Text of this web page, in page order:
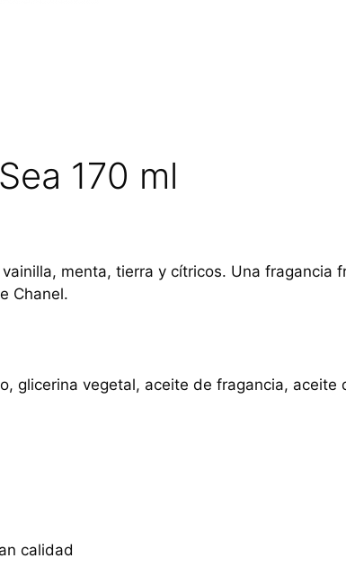
170 ml
menta, tierra y cítricos. Una fragancia
Chanel.
glicerina vegetal, aceite de fragancia, aceite
calidad